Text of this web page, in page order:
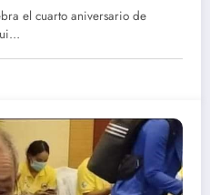
el cuarto aniversario de